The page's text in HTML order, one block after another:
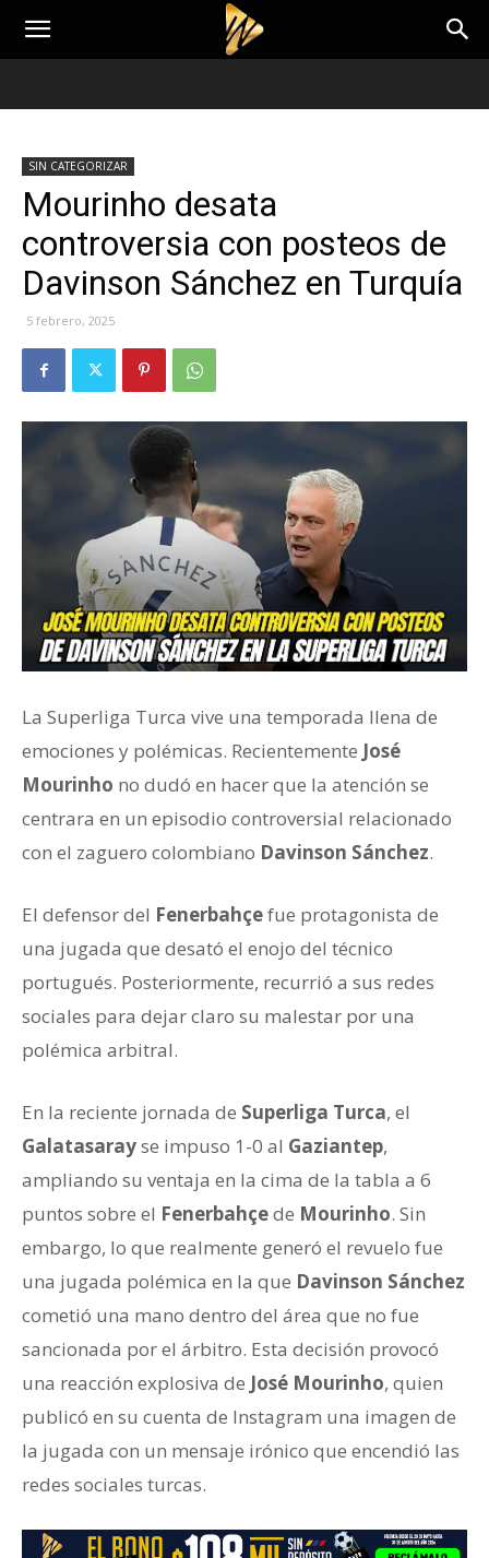
SIN CATEGORIZAR
Mourinho desata
controversia con posteos de
Davinson Sánchez en Turquía
5 febrero, 2025
La Superliga Turca vive una temporada llena de
emociones y polémicas. Recientemente José
Mourinho no dudó en hacer que la atención se
centrara en un episodio controversial relacionado
con el zaguero colombiano Davinson Sánchez.
El defensor del Fenerbahçefue protagonista de
una jugada que desató el enojo del técnico
portugués. Posteriormente, recurrió a sus redes
sociales para dejar claro su malestar por una
polémica arbitral.
En la reciente jornada de Superliga Turca, el
Galatasarayse impuso 1-0 al Gaziantep,
ampliando su ventaja en la cima de la tabla a 6
puntos sobre el Fenerbahçede Mourinho. Sin
embargo, lo que realmente generó el revuelo fue
una jugada polémica en la que Davinson Sánchez
cometió una mano dentro del área que no fue
sancionada por el árbitro. Esta decisión provocó
una reacción explosiva de José Mourinho, quien
publicó en su cuenta de Instagram una imagen de
la jugada con un mensaje irónico que encendió las
redes sociales turcas.